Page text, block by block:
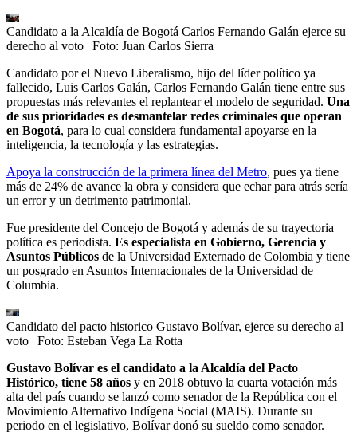
Candidato a la Alcaldía de Bogotá Carlos Fernando Galán ejerce su
derecho al voto | Foto: Juan Carlos Sierra
Candidato por el Nuevo Liberalismo, hijo del líder político ya
fallecido, Luis Carlos Galán, Carlos Fernando Galán tiene entre sus
propuestas más relevantes el replantear el modelo de seguridad. Una
de sus prioridades es desmantelar redes criminales que operan
en Bogotá, para lo cual considera fundamental apoyarse en la
inteligencia, la tecnología y las estrategias.
Apoya la construcción de la primera línea del Metro, pues ya tiene
más de 24% de avance la obra y considera que echar para atrás sería
un error y un detrimento patrimonial.
Fue presidente del Concejo de Bogotá y además de su trayectoria
política es periodista. Es especialista en Gobierno, Gerencia y
Asuntos Públicos de la Universidad Externado de Colombia y tiene
un posgrado en Asuntos Internacionales de la Universidad de
Columbia.
Candidato del pacto historico Gustavo Bolívar, ejerce su derecho al
voto | Foto: Esteban Vega La Rotta
Gustavo Bolívar es el candidato a la Alcaldía del Pacto
Histórico, tiene 58 años y en 2018 obtuvo la cuarta votación más
alta del país cuando se lanzó como senador de la República con el
Movimiento Alternativo Indígena Social (MAIS). Durante su
periodo en el legislativo, Bolívar donó su sueldo como senador.